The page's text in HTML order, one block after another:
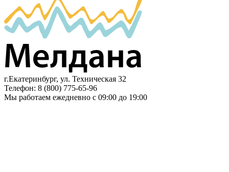
г.Екатеринбург, ул. Техническая 32
Телефон: 8 (800) 775-65-96
Мы работаем ежедневно с 09:00 до 19:00